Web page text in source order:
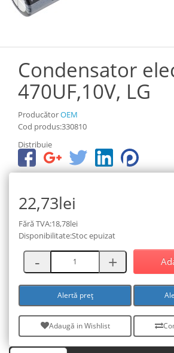
Condensator
470UF,10V, LG
ProducătorOEM
Cod produs:330810
Distribuie
22,73lei
Fără TVA:18,78lei
Disponibilitate:Stoc epuizat
Alertă preț
Adaugă in Wishlist